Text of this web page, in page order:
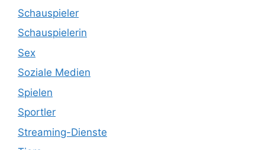
Schauspieler
Schauspielerin
Sex
Soziale Medien
Spielen
Sportler
Streaming-Dienste